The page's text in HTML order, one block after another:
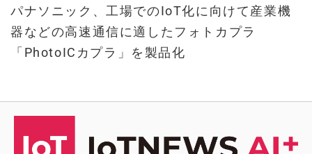
パナソニック、工場でのIoT化に向けて産業機
器などの高速通信に適したフォトカプラ
「PhotoICカプラ」を製品化